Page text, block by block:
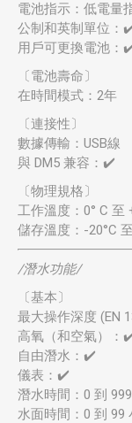
電池指示：低電量
公制和英制單位：
用戶可更換電池：
〔電池壽命〕
在時間模式：2年
〔連接性〕
數據傳輸：USB線
與 DM5 兼容：✔️
〔物理規格〕
工作溫度：0° C 至
儲存溫度：-20°C
/潛水功能/
〔基本〕
最大操作深度 (EN
高氧（和空氣）：
自由潛水：✔️
儀表：✔️
潛水時間：0 到
水面時間：0 到 99